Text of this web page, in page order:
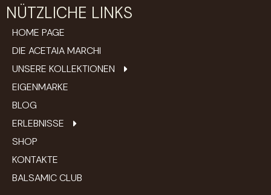
NÜTZLICHE LINKS
HOME PAGE
DIE ACETAIA MARCHI
UNSERE KOLLEKTIONEN
EIGENMARKE
BLOG
ERLEBNISSE
SHOP
KONTAKTE
BALSAMIC CLUB